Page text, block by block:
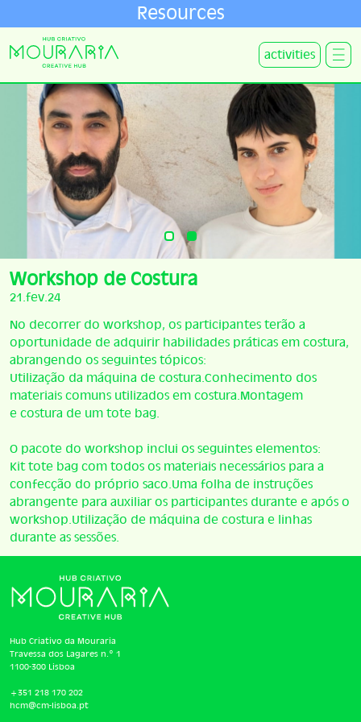
Resources
activities
Workshop de Costura
21.fev.24
No decorrer do workshop, os participantes terão a
oportunidade de adquirir habilidades práticas em costura,
abrangendo os seguintes tópicos:
Utilização da máquina de costura.Conhecimento dos
materiais comuns utilizados em costura.Montagem
e costura de um tote bag.
O pacote do workshop inclui os seguintes elementos:
Kit tote bag com todos os materiais necessários para a
confecção do próprio saco.Uma folha de instruções
abrangente para auxiliar os participantes durante e após o
workshop.Utilização de máquina de costura e linhas
durante as sessões.
Hub Criativo da Mouraria
Travessa dos Lagares n.º 1
1100-300 Lisboa
+351 218 170 202
hcm@cm-lisboa.pt